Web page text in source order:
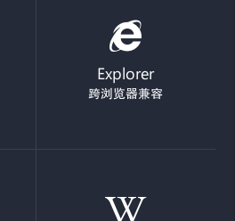
Explorer
跨浏览器兼容